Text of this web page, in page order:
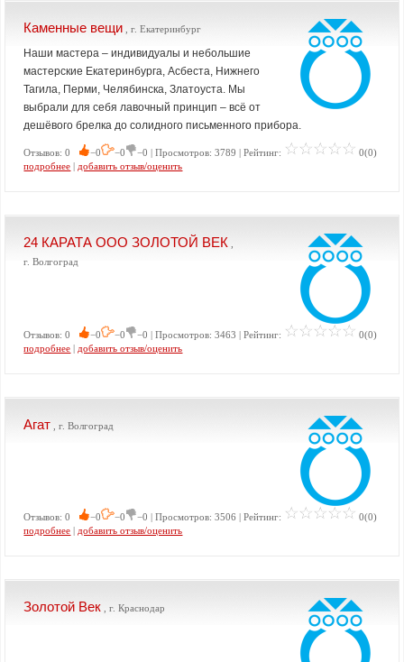
Каменные вещи , г. Екатеринбург
Наши мастера – индивидуалы и небольшие
мастерские Екатеринбурга, Асбеста, Нижнего
Тагила, Перми, Челябинска, Златоуста. Мы
выбрали для себя лавочный принцип – всё от
дешёвого брелка до солидного письменного прибора.
Отзывов: 0 −0 −0 −0 | Просмотров: 3789 | Рейтинг:
0(0)
подробнее | добавить отзыв/оценить
24 КАРАТА ООО ЗОЛОТОЙ ВЕК
г. Волгоград
Отзывов: 0 −0 −0 −0 | Просмотров: 3463 | Рейтинг:
0(0)
подробнее | добавить отзыв/оценить
Агат , г. Волгоград
Отзывов: 0 −0 −0 −0 | Просмотров: 3506 | Рейтинг:
0(0)
подробнее | добавить отзыв/оценить
Золотой Век , г. Краснодар